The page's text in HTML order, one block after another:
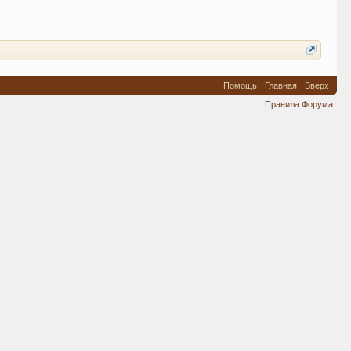
Помощь Главная
Вверх
Правила Форума